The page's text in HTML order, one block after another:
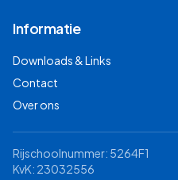
Informatie
Downloads & Links
Contact
Over ons
Rijschoolnummer: 5264F1
KvK: 23032556